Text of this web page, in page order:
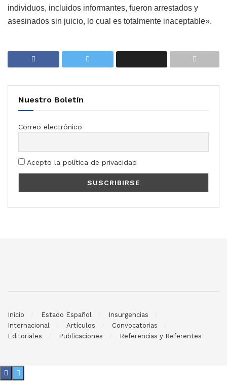
individuos, incluidos informantes, fueron arrestados y
asesinados sin juicio, lo cual es totalmente inaceptable».
Nuestro Boletín
Correo electrónico
Acepto la política de privacidad
Inicio Estado Español
Insurgencias
Internacional
Artículos
Convocatorias
Editoriales
Publicaciones Referencias y Referentes